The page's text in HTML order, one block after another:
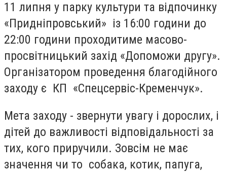
11 липня у парку культури та відпочинку
«Придніпровський» із 16:00 години до
22:00 години проходитиме масово-
просвітницький захід «Допоможи другу».
Організатором проведення благодійного
заходу є КП «Спецсервіс-Кременчук».
Мета заходу - звернути увагу і дорослих, і
дітей до важливості відповідальності за
тих, кого приручили. Зовсім не має
значення чи то собака, котик, папуга,